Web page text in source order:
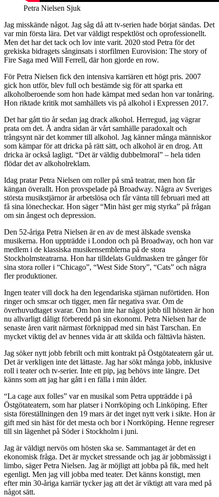
Petra Nielsen Sjuk
Jag misskände något. Jag såg då att tv-serien hade börjat sändas. Det
var min första lära. Det var väldigt respektlöst och oprofessionellt.
Men det har det tack och lov inte varit. 2020 stod Petra för det
grekiska bidragets sånginsats i storfilmen Eurovision: The story of
Fire Saga med Will Ferrell, där hon gjorde en row.
För Petra Nielsen fick den intensiva karriären ett högt pris. 2007
gick hon utför, blev full och bestämde sig för att sparka ett
alkoholberoende som hon hade kämpat med sedan hon var tonåring.
Hon riktade kritik mot samhällets vis på alkohol i Expressen 2017.
Det har gått tio år sedan jag drack alkohol. Herregud, jag vägrar
prata om det. Å andra sidan är vårt samhälle paradoxalt och
trångsynt när det kommer till alkohol. Jag känner många människor
som kämpar för att dricka på rätt sätt, och alkohol är en drog. Att
dricka är också lagligt. “Det är väldig dubbelmoral” – hela tiden
flödar det av alkoholreklam.
Idag pratar Petra Nielsen om roller på små teatrar, men hon får
kängan överallt. Hon provspelade på Broadway. Några av Sveriges
största musikstjärnor är arbetslösa och får vänta till februari med att
få sina lönecheckar. Hon säger “Min häst ger mig styrka” på frågan
om sin ångest och depression.
Den 52-åriga Petra Nielsen är en av de mest älskade svenska
musikerna. Hon uppträdde i London och på Broadway, och hon var
medlem i de klassiska musikensemblerna på de stora
Stockholmsteatrarna. Hon har tilldelats Guldmasken tre gånger för
sina stora roller i “Chicago”, “West Side Story”, “Cats” och några
fler produktioner.
Ingen teater vill dock ha den legendariska stjärnan nuförtiden. Hon
ringer och sms:ar och tigger, men får negativa svar. Om de
överhuvudtaget svarar. Om hon inte har något jobb till hösten är hon
nu allvarligt dåligt förberedd på sin ekonomi. Petra Nielsen har de
senaste åren varit närmast förknippad med sin häst Tarschan. En
mycket viktig del av hennes vida är att skilda och fälttävla hästen.
Jag söker nytt jobb febrilt och mitt kontrakt på Östgötateatern går ut.
Det är verkligen inte det lättaste. Jag har sökt många jobb, inklusive
roll i teater och tv-serier. Inte ett pip, jag behövs inte längre. Det
känns som att jag har gått i en fälla i min ålder.
“La cage aux folles” var en musikal som Petra uppträdde i på
Östgötateatern, som har platser i Norrköping och Linköping. Efter
sista föreställningen den 19 mars är det inget nytt verk i sikte. Hon är
gift med sin häst för det mesta och bor i Norrköping. Henne regreser
till sin lägenhet på Söder i Stockholm i juni.
Jag är väldigt nervös om hösten ska se. Sammantaget är det en
ekonomisk fråga. Det är mycket stressande och jag är jobbmässigt i
limbo, säger Petra Nielsen. Jag är möjligt att jobba på fik, med helt
egenligt. Men jag vill jobba med teater. Det känns konstigt, men
efter min 30-åriga karriär tycker jag att det är viktigt att vara med på
något sätt.